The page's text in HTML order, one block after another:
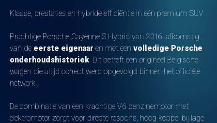
Klasse, prestaties en hybride efficiëntie in één premium SUV
Prachtige Porsche Cayenne S Hybrid van 2016, afkomstig
van de eerste eigenaar en met een volledige Porsche
onderhoudshistoriek . Dit betreft een origineel Belgische
wagen die altijd correct werd opgevolgd binnen het officiële
netwerk.
De combinatie van een krachtige V6 benzinemotor met
elektromotor zorgt voor directe respons, hoog koppel bij lage